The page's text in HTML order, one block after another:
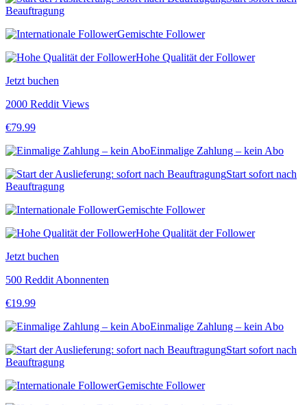
Beauftragung
Gemischte Follower
Hohe Qualität der Follower
Jetzt buchen
2000 Reddit Views
€79.99
Einmalige Zahlung – kein Abo
Start sofort nach
Beauftragung
Gemischte Follower
Hohe Qualität der Follower
Jetzt buchen
500 Reddit Abonnenten
€19.99
Einmalige Zahlung – kein Abo
Start sofort nach
Beauftragung
Gemischte Follower